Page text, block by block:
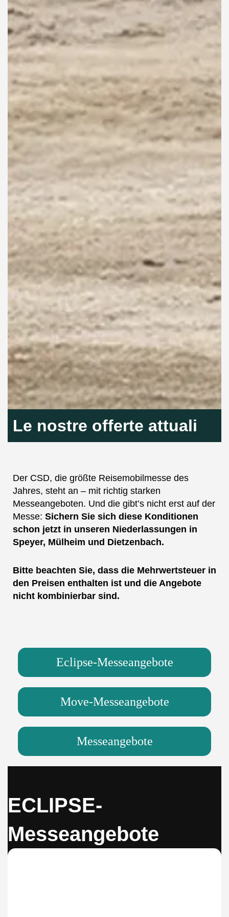
Le nostre offerte attuali
Der CSD, die größte Reisemobilmesse des
Jahres, steht an – mit richtig starken
Messeangeboten. Und die gibt’s nicht erst auf der
Messe: Sichern Sie sich diese Konditionen
schon jetzt in unseren Niederlassungen in
Speyer, Mülheim und Dietzenbach.
Bitte beachten Sie, dass die Mehrwertsteuer in
den Preisen enthalten ist und die Angebote
nicht kombinierbar sind.
Eclipse-Messeangebote
Move-Messeangebote
Messeangebote
ECLIPSE-
Messeangebote